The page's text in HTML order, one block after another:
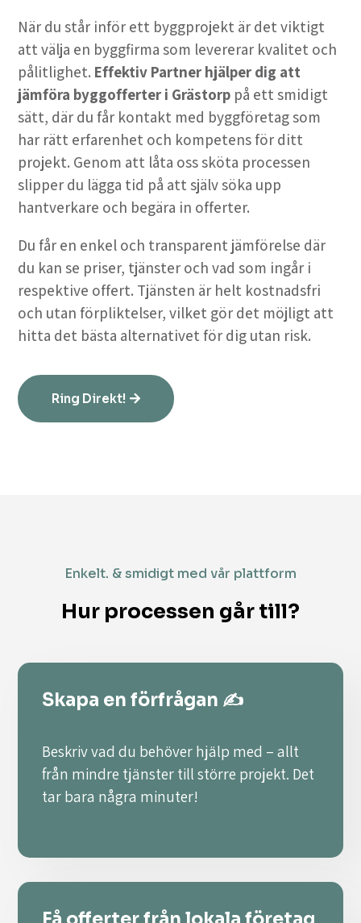
När du står inför ett byggprojekt är det viktigt
att välja en byggfirma som levererar kvalitet och
pålitlighet. Effektiv Partner hjälper dig att
jämföra byggofferter i Grästorp på ett smidigt
sätt, där du får kontakt med byggföretag som
har rätt erfarenhet och kompetens för ditt
projekt. Genom att låta oss sköta processen
slipper du lägga tid på att själv söka upp
hantverkare och begära in offerter.
Du får en enkel och transparent jämförelse där
du kan se priser, tjänster och vad som ingår i
respektive offert. Tjänsten är helt kostnadsfri
och utan förpliktelser, vilket gör det möjligt att
hitta det bästa alternativet för dig utan risk.
Ring Direkt!
Enkelt. & smidigt med vår plattform
Hur processen går till?
Skapa en förfrågan ✍️
Beskriv vad du behöver hjälp med – allt
från mindre tjänster till större projekt. Det
tar bara några minuter!